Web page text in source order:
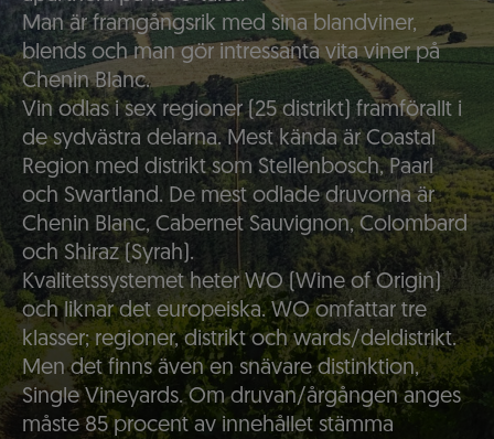
Man är framgångsrik med sina blandviner,
blends och man gör intressanta vita viner på
Chenin Blanc.
Vin odlas i sex regioner (25 distrikt) framförallt i
de sydvästra delarna. Mest kända är Coastal
Region med distrikt som Stellenbosch, Paarl
och Swartland. De mest odlade druvorna är
Chenin Blanc, Cabernet Sauvignon, Colombard
och Shiraz (Syrah).
Kvalitetssystemet heter WO (Wine of Origin)
och liknar det europeiska. WO omfattar tre
klasser; regioner, distrikt och wards/deldistrikt.
Men det finns även en snävare distinktion,
Single Vineyards. Om druvan/årgången anges
måste 85 procent av innehållet stämma